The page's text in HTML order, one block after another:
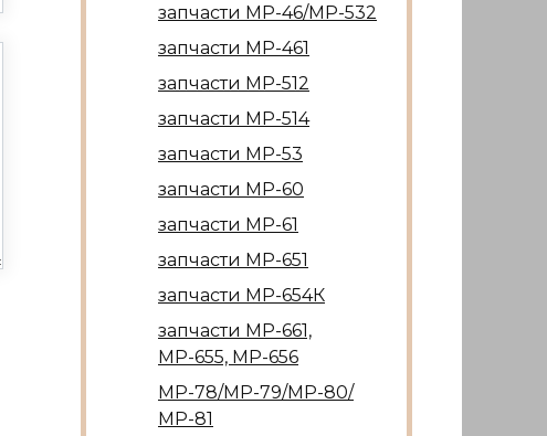
запчасти МР-46/МР-532
запчасти МР-461
запчасти МР-512
запчасти МР-514
запчасти МР-53
запчасти МР-60
запчасти МР-61
запчасти МР-651
запчасти МР-654К
запчасти МР-661,
МР-655, МР-656
МР-78/МР-79/МР-80/
МР-81